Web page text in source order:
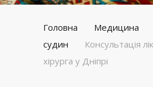
Головна Медицина
судин
Консультація
хірурга у Дніпрі